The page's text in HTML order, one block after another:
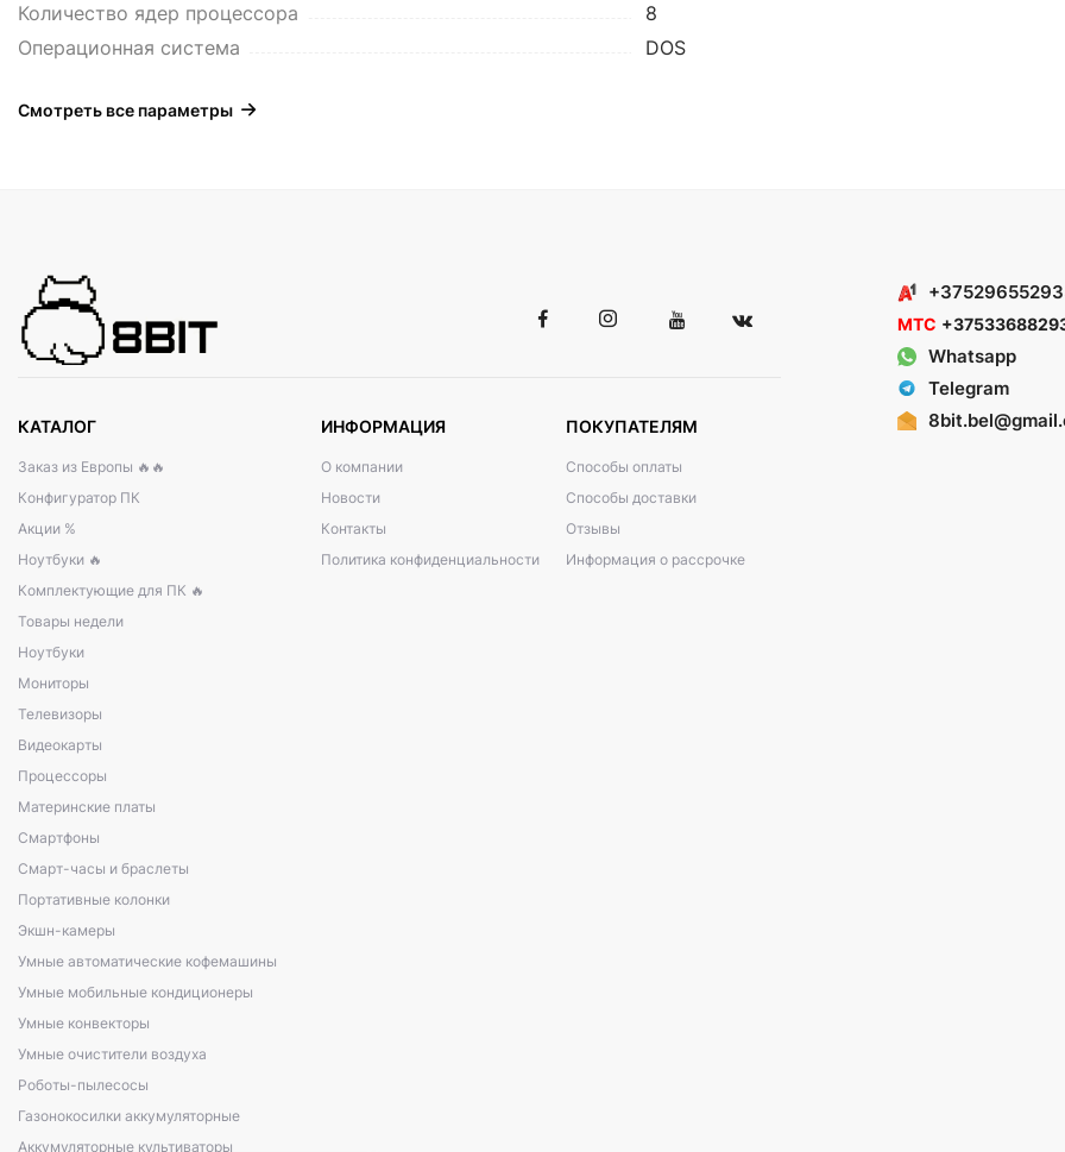
Количество ядер процессора
8
Операционная система
DOS
Смотреть все параметры
КАТАЛОГ
Заказ из Европы 🔥🔥
Конфигуратор ПК
Акции %
Ноутбуки 🔥
Комплектующие для ПК 🔥
Товары недели
Ноутбуки
Мониторы
Телевизоры
Видеокарты
Процессоры
Материнские платы
Смартфоны
Смарт-часы и браслеты
Портативные колонки
Экшн-камеры
Умные автоматические кофемашины
Умные мобильные кондиционеры
Умные конвекторы
Умные очистители воздуха
Роботы-пылесосы
Газонокосилки аккумуляторные
Аккумуляторные культиваторы
ИНФОРМАЦИЯ
О компании
Новости
Контакты
Политика конфиденциальности
ПОКУПАТЕЛЯМ
Способы оплаты
Способы доставки
Отзывы
Информация о рассрочке
МТС
Whatsapp
Telegram